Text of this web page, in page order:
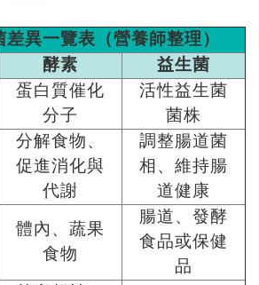
異一覽表（營養師整理）
酵素 益生菌
蛋白質催化
分子
活性益生菌
菌株
分解食物、
促進消化與
代謝
調整腸道菌
相、維持腸
道健康
體內、蔬果
食物
腸道、發酵
食品或保健
品